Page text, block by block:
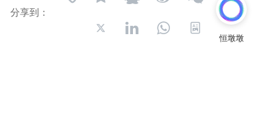
分享到：